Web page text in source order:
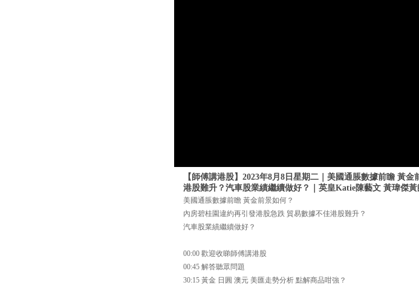
【師傅講港股】2023年8月8日星期二｜美國通脹數據前瞻 黃
港股難升？汽車股業績繼續做好？｜英皇Katie陳藝文 黃瑋傑
美國通脹數據前瞻 黃金前景如何？
內房碧桂園違約再引發港股急跌 貿易數據不佳港股難升？
汽車股業績繼續做好？
00:00 歡迎收睇師傅講港股
00:45 解答聽眾問題
30:15 黃金 日圓 澳元 美匯走勢分析 點解商品咁強？